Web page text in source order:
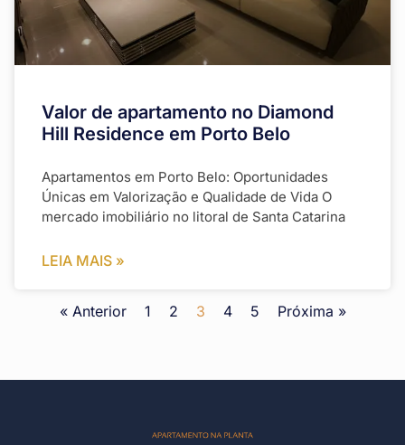
Valor de apartamento no Diamond
Hill Residence em Porto Belo
Apartamentos em Porto Belo: Oportunidades
Únicas em Valorização e Qualidade de Vida O
mercado imobiliário no litoral de Santa Catarina
LEIA MAIS »
« Anterior 1 2 3 4 5 Próxima »